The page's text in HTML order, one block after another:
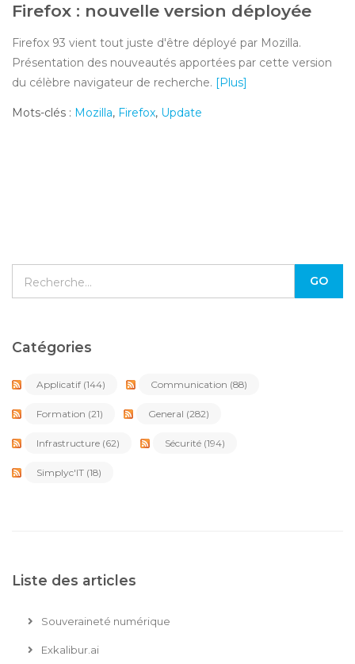
Firefox : nouvelle version déployée
Firefox 93 vient tout juste d'être déployé par Mozilla.
Présentation des nouveautés apportées par cette version
du célèbre navigateur de recherche. [Plus]
Mots-clés : Mozilla, Firefox, Update
Catégories
Applicatif (144) Communication (88)
Formation (21) General (282)
Infrastructure (62) Sécurité (194)
Simplyc'IT (18)
Liste des articles
Souveraineté numérique
Exkalibur.ai